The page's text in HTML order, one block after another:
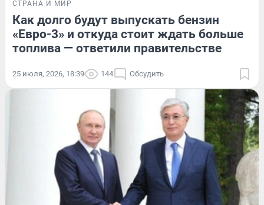
СТРАНА И МИР
Как долго будут выпускать бензин
«Евро-3» и откуда стоит ждать больше
топлива — ответили правительстве
25 июля, 2026, 18:39 144 Обсудить